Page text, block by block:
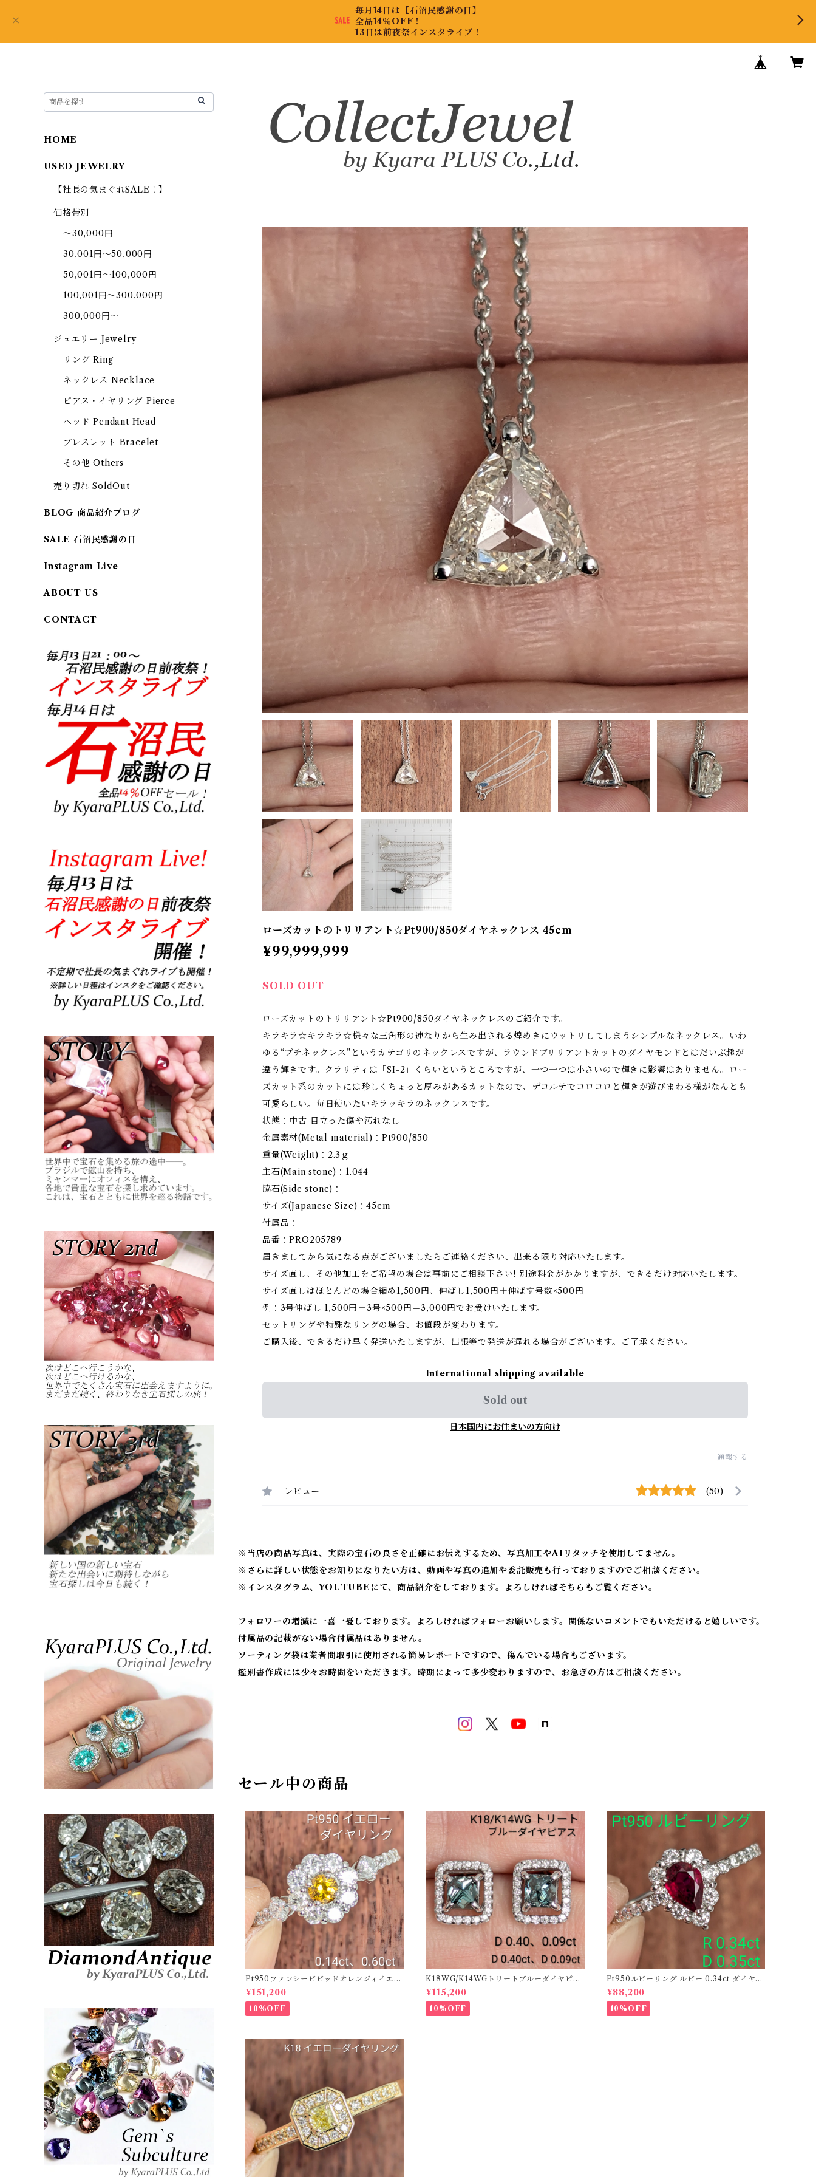
毎月14日は【石沼民感謝の日】
全品14％OFF！
13日は前夜祭インスタライブ！
ローズカットのトリリアント☆Pt900/850ダイヤネックレス 45cm
¥99,999,999
SOLD OUT
ローズカットのトリリアント☆Pt900/850ダイヤネックレスのご紹介です。
キラキラ☆キラキラ☆様々な三角形の連なりから生み出される煌めきにウットリしてしまうシンプルなネックレス。いわ
ゆる“プチネックレス”というカテゴリのネックレスですが、ラウンドブリリアントカットのダイヤモンドとはだいぶ趣が
違う輝きです。クラリティは「SI-2」くらいというところですが、一つ一つは小さいので輝きに影響はありません。ロー
ズカット系のカットには珍しくちょっと厚みがあるカットなので、デコルテでコロコロと輝きが遊びまわる様がなんとも
可愛らしい。毎日使いたいキラッキラのネックレスです。
状態：中古 目立った傷や汚れなし
金属素材(Metal material)：Pt900/850
重量(Weight)：2.3ｇ
主石(Main stone)：1.044
脇石(Side stone)：
サイズ(Japanese Size)：45cm
付属品：
品番：PRO205789
届きましてから気になる点がございましたらご連絡ください、出来る限り対応いたします。
サイズ直し、その他加工をご希望の場合は事前にご相談下さい! 別途料金がかかりますが、できるだけ対応いたします。
サイズ直しはほとんどの場合縮め1,500円、伸ばし1,500円＋伸ばす号数×500円
例：3号伸ばし 1,500円＋3号×500円＝3,000円でお受けいたします。
セットリングや特殊なリングの場合、お値段が変わります。
ご購入後、できるだけ早く発送いたしますが、出張等で発送が遅れる場合がございます。ご了承ください。
International shipping available
Sold out
日本国内にお住まいの方向け
通報する
レビュー (50)
※当店の商品写真は、実際の宝石の良さを正確にお伝えするため、写真加工やAIリタッチを使用してません。
※ さらに詳しい状態をお知りになりたい方は、動画や写真の追加や委託販売も行っておりますのでご相談ください。
※ インスタグラム、YOUTUBEにて、商品紹介をしております。よろしければそちらもご覧ください。
フォロワーの増減に一喜一憂しております。よろしければフォローお願いします。関係ないコメントでもいただけると嬉しいです。
付属品の記載がない場合付属品はありません。
ソーティング袋は業者間取引に使用される簡易レポートですので、傷んでいる場合もございます。
鑑別書作成には少々お時間をいただきます。時期によって多少変わりますので、お急ぎの方はご相談ください。
セール中の商品
Pt950ファンシービビッドオレンジィイエロ
ーダイヤリング D 0.144ct D 0.60ct【PRO
208782】
¥151,200
10%OFF
K18WG/K14WGトリートブルーダイヤピア
ス 【PRO208939】
¥115,200
10%OFF
Pt950ルビーリング ルビー 0.34ct ダイヤモ
ンド 0.35ct【PRO206885】
¥88,200
10%OFF
HOME
USED JEWELRY
【社長の気まぐれSALE！】
価格帯別
～30,000円
30,001円～50,000円
50,001円～100,000円
100,001円～300,000円
300,000円～
ジュエリー Jewelry
リング Ring
ネックレス Necklace
ピアス・イヤリング Pierce
ヘッド Pendant Head
ブレスレット Bracelet
その他 Others
売り切れ SoldOut
BLOG 商品紹介ブログ
SALE 石沼民感謝の日
Instagram Live
ABOUT US
CONTACT